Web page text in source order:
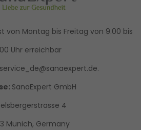
von Montag bis Freitag von 9.00 bis
Uhr erreichbar
SanaExpert GmbH
4
Munich, Germany